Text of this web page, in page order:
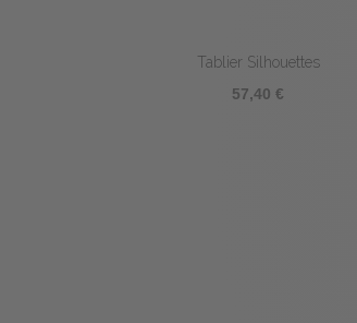
Tablier Silhouettes
57,40 €